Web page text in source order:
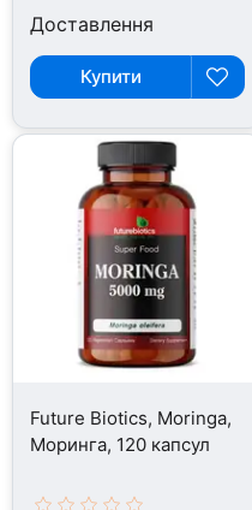
Доставлення
Купити
Future Biotics, Moringa,
Моринга, 120 капсул